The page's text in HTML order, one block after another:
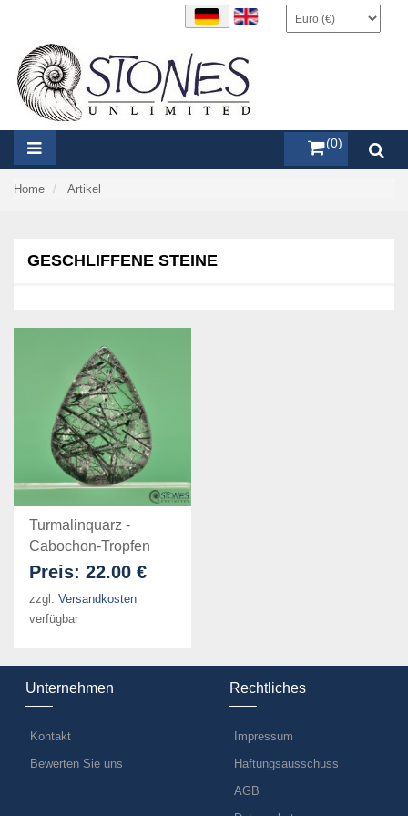
items (0)
Home Artikel
GESCHLIFFENE STEINE
Turmalinquarz -
Cabochon-Tropfen
Preis: 22.00 €
zzgl. Versandkosten
verfügbar
Unternehmen
Kontakt
Bewerten Sie uns
Rechtliches
Impressum
Haftungsausschuss
AGB